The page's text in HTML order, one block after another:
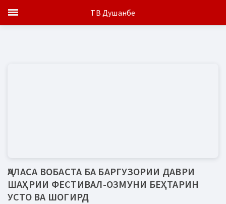
ҶАЛАСА ВОБАСТА БА БАРГУЗОРИИ ДАВРИ
ШАҲРИИ ФЕСТИВАЛ-ОЗМУНИ БЕҲТАРИН
УСТО ВА ШОГИРД
ТВ Душанбе